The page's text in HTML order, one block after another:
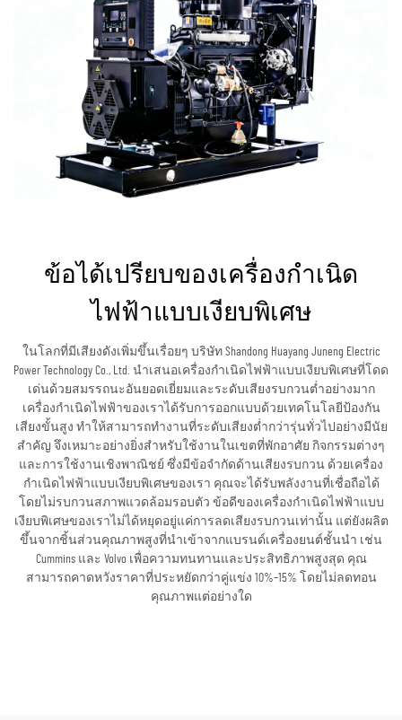
ข้อได้เปรียบของเครื่องกำเนิด
ไฟฟ้าแบบเงียบพิเศษ
ในโลกที่มีเสียงดังเพิ่มขึ้นเรื่อยๆ บริษัท Shandong Huayang Juneng Electric
Power Technology Co., Ltd. นำเสนอเครื่องกำเนิดไฟฟ้าแบบเงียบพิเศษที่โดด
เด่นด้วยสมรรถนะอันยอดเยี่ยมและระดับเสียงรบกวนต่ำอย่างมาก
เครื่องกำเนิดไฟฟ้าของเราได้รับการออกแบบด้วยเทคโนโลยีป้องกัน
เสียงขั้นสูง ทำให้สามารถทำงานที่ระดับเสียงต่ำกว่ารุ่นทั่วไปอย่างมีนัย
สำคัญ จึงเหมาะอย่างยิ่งสำหรับใช้งานในเขตที่พักอาศัย กิจกรรมต่างๆ
และการใช้งานเชิงพาณิชย์ ซึ่งมีข้อจำกัดด้านเสียงรบกวน ด้วยเครื่อง
กำเนิดไฟฟ้าแบบเงียบพิเศษของเรา คุณจะได้รับพลังงานที่เชื่อถือได้
โดยไม่รบกวนสภาพแวดล้อมรอบตัว ข้อดีของเครื่องกำเนิดไฟฟ้าแบบ
เงียบพิเศษของเราไม่ได้หยุดอยู่แค่การลดเสียงรบกวนเท่านั้น แต่ยังผลิต
ขึ้นจากชิ้นส่วนคุณภาพสูงที่นำเข้าจากแบรนด์เครื่องยนต์ชั้นนำ เช่น
Cummins และ Volvo เพื่อความทนทานและประสิทธิภาพสูงสุด คุณ
สามารถคาดหวังราคาที่ประหยัดกว่าคู่แข่ง 10%–15% โดยไม่ลดทอน
คุณภาพแต่อย่างใด